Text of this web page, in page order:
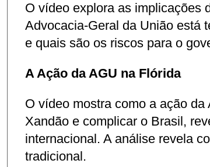
O vídeo explora as implicações
Advocacia-Geral da União está
e quais são os riscos para o
A Ação da AGU na Flórida
O vídeo mostra como a ação
Xandão e complicar o Brasil,
internacional. A análise revela
tradicional.